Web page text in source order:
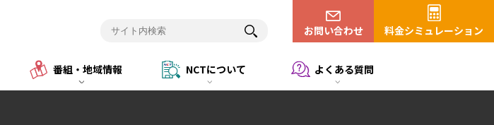
お問い合わせ 料金シミュレーション
番組・地域情報 NCTについて よくある質問
※表示価格は特に断りがない限り税込(10%)です。